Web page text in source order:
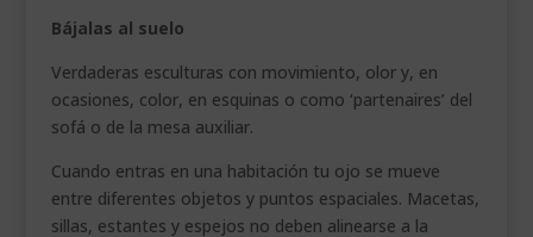
Bájalas al suelo
Verdaderas esculturas con movimiento, olor y, en
ocasiones, color, en esquinas o como ‘partenaires’ del
sofá o de la mesa auxiliar.
Cuando entras en una habitación tu ojo se mueve
entre diferentes objetos y puntos espaciales. Macetas,
sillas, estantes y espejos no deben alinearse a la